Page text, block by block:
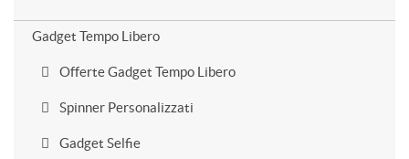
Gadget Tempo Libero
Offerte Gadget Tempo Libero
Spinner Personalizzati
Gadget Selfie